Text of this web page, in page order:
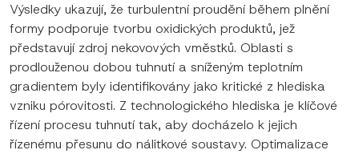
Výsledky ukazují, že turbulentní proudění během plnění
formy podporuje tvorbu oxidických produktů, jež
představují zdroj nekovových vměstků. Oblasti s
prodlouženou dobou tuhnutí a sníženým teplotním
gradientem byly identifikovány jako kritické z hlediska
vzniku pórovitosti. Z technologického hlediska je klíčové
řízení procesu tuhnutí tak, aby docházelo k jejich
řízenému přesunu do nálitkové soustavy. Optimalizace